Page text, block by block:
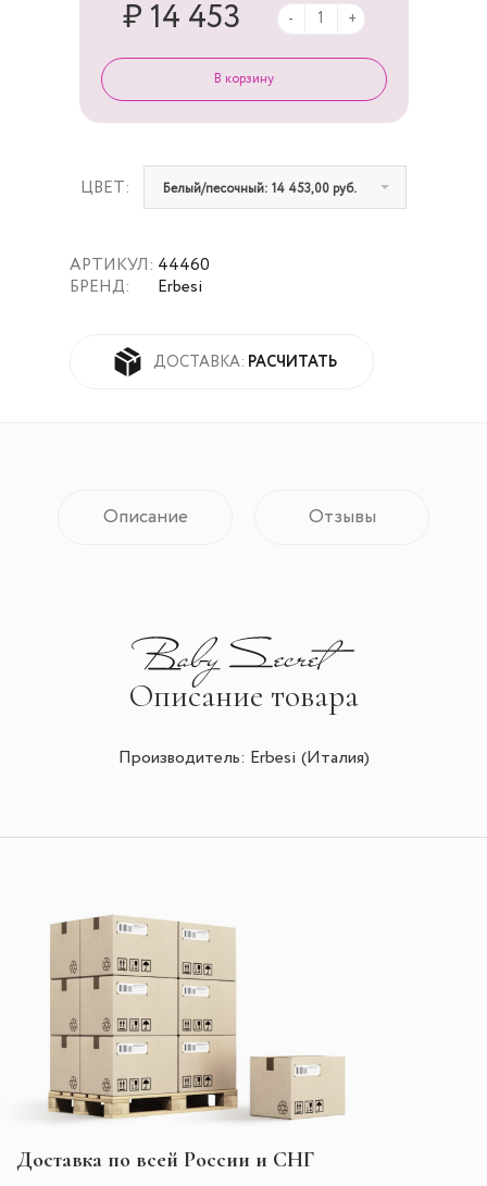
АРТИКУЛ:
БРЕНД:
44460
Erbesi
ДОСТАВКА: РАСЧИТАТЬ
ЦВЕТ: Белый/песочный: 14 453,00 руб.
₽ 14 453 - +
Описание Отзывы
Описание товара
Производитель: Erbesi (Италия)
Доставка по всей России и СНГ